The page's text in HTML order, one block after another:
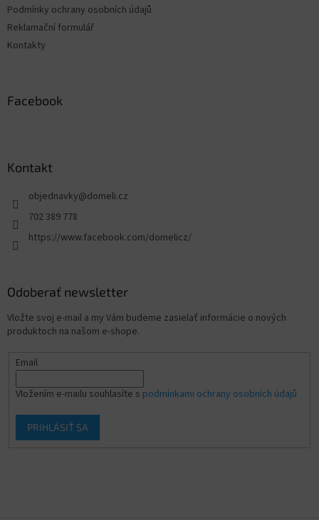
Podmínky ochrany osobních údajů
Reklamační formulář
Kontakty
Facebook
Kontakt
objednavky@domeli.cz
702 389 778
https://www.facebook.com/domelicz/
Odoberať newsletter
Vložte svoj e-mail a my Vám budeme zasielať informácie o nových
produktoch na našom e-shope.
Email
Vložením e-mailu souhlasíte s podmínkami ochrany osobních údajů
PRIHLÁSIŤ SA